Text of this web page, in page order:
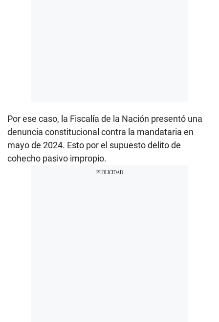
Por ese caso, la Fiscalía de la Nación presentó una
denuncia constitucional contra la mandataria en
mayo de 2024. Esto por el supuesto delito de
cohecho pasivo impropio.